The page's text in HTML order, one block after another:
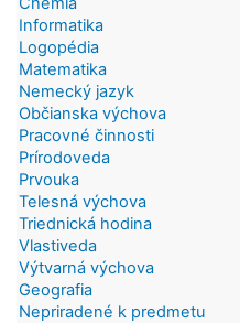
Informatika
Logopédia
Matematika
Nemecký jazyk
Občianska výchova
Pracovné činnosti
Prírodoveda
Prvouka
Telesná výchova
Triednická hodina
Vlastiveda
Výtvarná výchova
Geografia
Nepriradené k predmetu